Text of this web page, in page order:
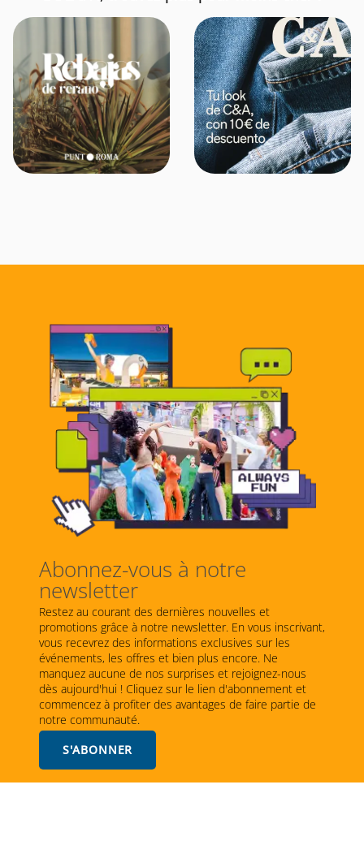
Abonnez-vous à notre
newsletter
Restez au courant des dernières nouvelles et
promotions grâce à notre newsletter. En vous inscrivant,
vous recevrez des informations exclusives sur les
événements, les offres et bien plus encore. Ne
manquez aucune de nos surprises et rejoignez-nous
dès aujourd'hui ! Cliquez sur le lien d'abonnement et
commencez à profiter des avantages de faire partie de
notre communauté.
S'ABONNER